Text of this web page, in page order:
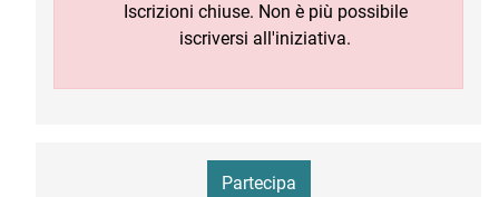
Iscrizioni chiuse. Non è più possibile
iscriversi all'iniziativa.
Partecipa